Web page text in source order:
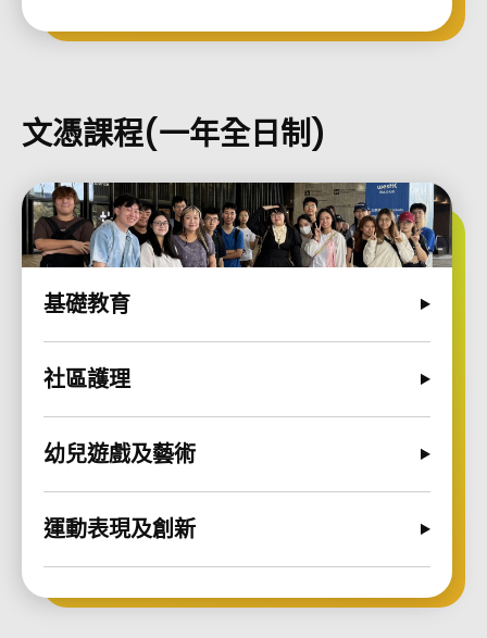
文憑課程(一年全日制)
基礎教育
社區護理
幼兒遊戲及藝術
運動表現及創新